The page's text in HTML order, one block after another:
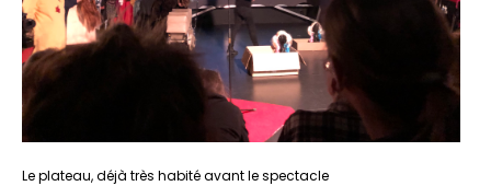
Le plateau, déjà très habité avant le spectacle